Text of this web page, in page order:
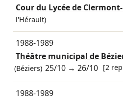
Cour du Lycée de
l'Hérault)
1988-1989
Théâtre municipal de
(Béziers) 25/10 →26/10 [2
1988-1989